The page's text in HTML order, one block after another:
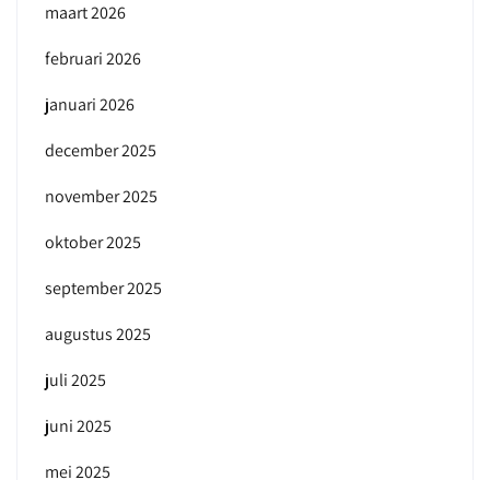
maart 2026
februari 2026
januari 2026
december 2025
november 2025
oktober 2025
september 2025
augustus 2025
juli 2025
juni 2025
mei 2025